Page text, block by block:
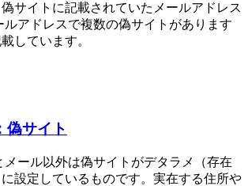
サイトに記載されていたメールアドレス
ルアドレスで複数の偽サイトがあります
しています。
偽サイト
メール以外は偽サイトがデタラメ（存在
設定しているものです。実在する住所や